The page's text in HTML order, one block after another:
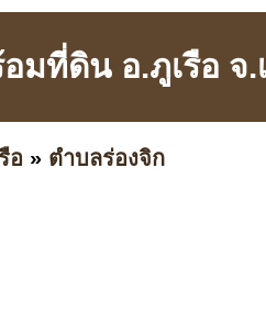
มที่ดิน อ.ภูเรือ จ.
อ » ตำบลร่องจิก